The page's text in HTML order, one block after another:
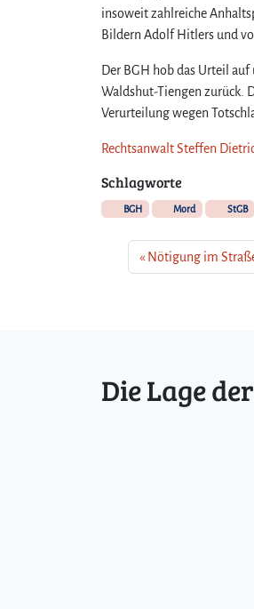
insoweit zahlreiche
Bildern Adolf Hitlers und
Der BGH hob das Urteil
Waldshut-Tiengen zurück.
Verurteilung wegen
Rechtsanwalt Steffen
Schlagworte
BGH Mord StGB
Nötigung im
Die Lage